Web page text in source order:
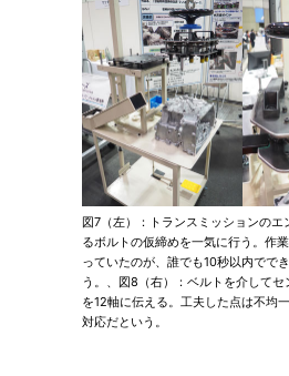
図7（左）：トランスミッションのエ
るボルトの仮締めを一気に行う。作
っていたのが、誰でも10秒以内でで
う。、図8（右）：ベルトを介して
を12軸に伝える。工夫した点は不均
対応だという。